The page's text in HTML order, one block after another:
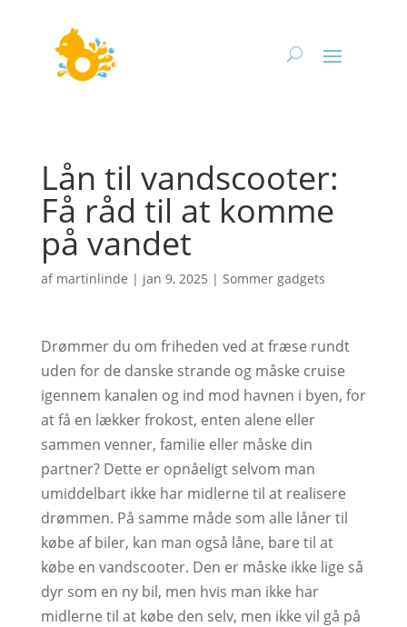
Lån til vandscooter:
Få råd til at komme
på vandet
af martinlinde | jan 9, 2025 | Sommer gadgets
Drømmer du om friheden ved at fræse rundt
uden for de danske strande og måske cruise
igennem kanalen og ind mod havnen i byen, for
at få en lækker frokost, enten alene eller
sammen venner, familie eller måske din
partner? Dette er opnåeligt selvom man
umiddelbart ikke har midlerne til at realisere
drømmen. På samme måde som alle låner til
købe af biler, kan man også låne, bare til at
købe en vandscooter. Den er måske ikke lige så
dyr som en ny bil, men hvis man ikke har
midlerne til at købe den selv, men ikke vil gå på